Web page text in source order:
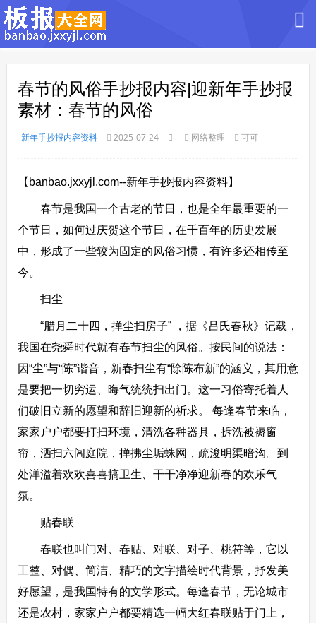
春节的风俗手抄报内容|迎新年手抄报
素材：春节的风俗
新年手抄报内容资料 2025-07-24 网络整理 可可
【banbao.jxxyjl.com--新年手抄报内容资料】
春节是我国一个古老的节日，也是全年最重要的一
个节日，如何过庆贺这个节日，在千百年的历史发展
中，形成了一些较为固定的风俗习惯，有许多还相传至
今。
扫尘
“腊月二十四，掸尘扫房子” ，据《吕氏春秋》记载，
我国在尧舜时代就有春节扫尘的风俗。按民间的说法：
因“尘”与“陈”谐音，新春扫尘有“除陈布新”的涵义，其用意
是要把一切穷运、晦气统统扫出门。这一习俗寄托着人
们破旧立新的愿望和辞旧迎新的祈求。 每逢春节来临，
家家户户都要打扫环境，清洗各种器具，拆洗被褥窗
帘，洒扫六闾庭院，掸拂尘垢蛛网，疏浚明渠暗沟。到
处洋溢着欢欢喜喜搞卫生、干干净净迎新春的欢乐气
氛。
贴春联
春联也叫门对、春贴、对联、对子、桃符等，它以
工整、对偶、简洁、精巧的文字描绘时代背景，抒发美
好愿望，是我国特有的文学形式。每逢春节，无论城市
还是农村，家家户户都要精选一幅大红春联贴于门上，